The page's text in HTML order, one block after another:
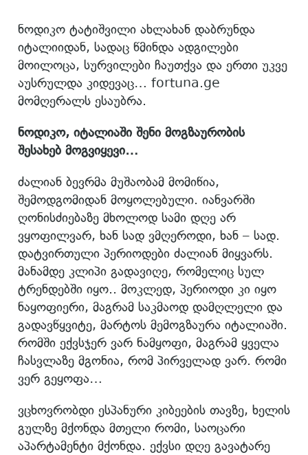
ნოდიკო ტატიშვილი ახლახან დაბრუნდა
იტალიიდან, სადაც წმინდა ადგილები
მოილოცა, სურვილები ჩაუთქვა და ერთი უკვე
აუსრულდა კიდევაც… fortuna.ge
მომღერალს ესაუბრა.
ნოდიკო, იტალიაში შენი მოგზაურობის
შესახებ მოგვიყევი…
ძალიან ბევრმა მუშაობამ მომიწია,
შემოდგომიდან მოყოლებული. იანვარში
ღონისძიებაზე მხოლოდ სამი დღე არ
ვყოფილვარ, ხან სად ვმღეროდი, ხან – სად.
დატვირთული პერიოდები ძალიან მიყვარს.
მანამდე კლიპი გადავიღე, რომელიც სულ
ტრენდებში იყო.. მოკლედ, პერიოდი კი იყო
ნაყოფიერი, მაგრამ საკმაოდ დამღლელი და
გადავწყვიტე, მარტოს მემოგზაურა იტალიაში.
რომში ექვსჯერ ვარ ნამყოფი, მაგრამ ყველა
ჩასვლაზე მგონია, რომ პირველად ვარ. რომი
ვერ გეყოფა…
ვცხოვრობდი ესპანური კიბეების თავზე, ხელის
გულზე მქონდა მთელი რომი, საოცარი
აპარტამენტი მქონდა. ექვსი დღე გავატარე